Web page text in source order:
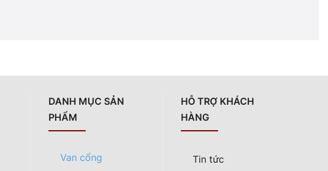
DANH MỤC SẢN
PHẨM
Van cổng
HỖ TRỢ KHÁCH
HÀNG
Tin tức